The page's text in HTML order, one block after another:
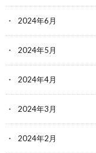
2024年6月
2024年5月
2024年4月
2024年3月
2024年2月